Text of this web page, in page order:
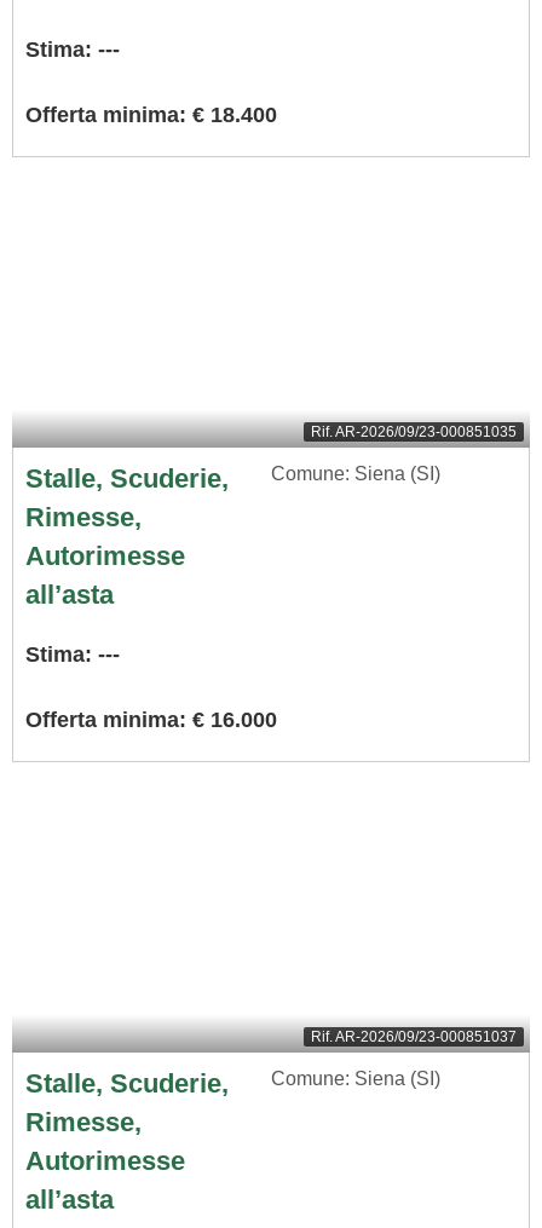
Stima: ---
Offerta minima: € 18.400
Rif.AR-2026/09/23-000851035
Stalle, Scuderie,
Rimesse,
Autorimesse
all’asta
Comune: Siena (SI)
Stima: ---
Offerta minima: € 16.000
Rif.AR-2026/09/23-000851037
Stalle, Scuderie,
Rimesse,
Autorimesse
all’asta
Comune: Siena (SI)